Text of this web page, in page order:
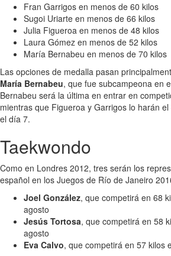
Fran Garrigos en menos de 60 kilos
Sugoi Uriarte en menos de 66 kilos
Julia Figueroa en menos de 48 kilos
Laura Gómez en menos de 52 kilos
María Bernabeu en menos de 70 kilos
Las opciones de medalla pasan
María Bernabeu, que fue subcampeona en
Bernabeu será la última en entrar en
mientras que Figueroa y Garrigos lo harán
el día 7.
Taekwondo
Como en Londres 2012, tres serán los
español en los Juegos de Río de Janeiro
Joel González, que competirá en 68
agosto
Jesús Tortosa, que competirá en 58
agosto
Eva Calvo, que competirá en 57 kilos